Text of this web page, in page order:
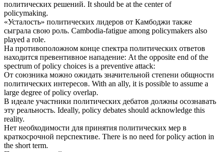
политических решений. It should be at the center of
policymaking.
«Усталость» политических лидеров от Камбоджи также
сыграла свою роль. Cambodia-fatigue among policymakers also
played a role.
На противоположном конце спектра политических ответов
находится превентивное нападение: At the opposite end of the
spectrum of policy choices is a preventive attack:
От союзника можно ожидать значительной степени общности
политических интересов. With an ally, it is possible to assume a
large degree of policy overlap.
В идеале участники политических дебатов должны осознавать
эту реальность. Ideally, policy debates should acknowledge this
reality.
Нет необходимости для принятия политических мер в
краткосрочной перспективе. There is no need for policy action in
the short term.